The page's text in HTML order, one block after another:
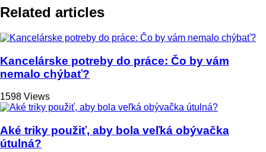
Related articles
Kancelárske potreby do práce: Čo by vám
nemalo chýbať?
1598 Views
Aké triky použiť, aby bola veľká obývačka
útulná?